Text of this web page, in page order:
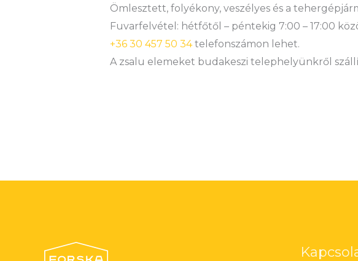
Ömlesztett, folyékony, veszélyes és a
Fuvarfelvétel: hétfőtől – péntekig 7:00 – 17:00
+36 30 457 50 34telefonszámon lehet.
A zsalu elemeket budakeszi telephelyünkről